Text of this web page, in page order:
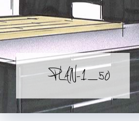
PLAN-1_50